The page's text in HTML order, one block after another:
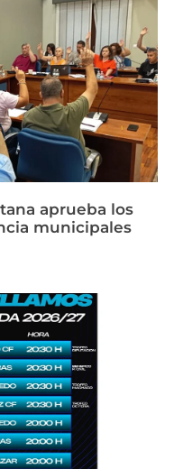
aprueba los
municipales